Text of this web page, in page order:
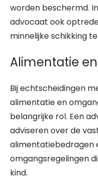
worden beschermd.
advocaat ook
minnelijke schikking
Alimentatie
Bij echtscheidingen
alimentatie en
belangrijke rol. Een
adviseren over de
alimentatiebedragen
omgangsregelingen
kind.